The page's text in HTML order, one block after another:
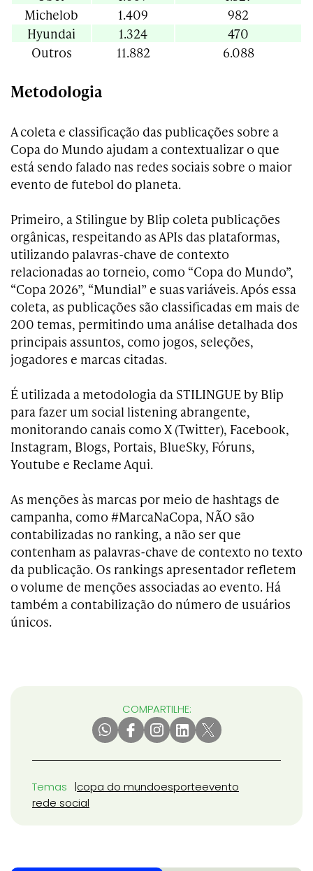
Michelob
1.409
982
Hyundai
1.324
470
Outros
11.882 6.088
Metodologia
A coleta e classificação das publicações sobre a
Copa do Mundo ajudam a contextualizar o que
está sendo falado nas redes sociais sobre o maior
evento de futebol do planeta.
Primeiro, a Stilingue by Blip coleta publicações
orgânicas, respeitando as APIs das plataformas,
utilizando palavras-chave de contexto
relacionadas ao torneio, como “Copa do Mundo”,
“Copa 2026”, “Mundial” e suas variáveis. Após essa
coleta, as publicações são classificadas em mais de
200 temas, permitindo uma análise detalhada dos
principais assuntos, como jogos, seleções,
jogadores e marcas citadas.
É utilizada a metodologia da STILINGUE by Blip
para fazer um social listening abrangente,
monitorando canais como X (Twitter), Facebook,
Instagram, Blogs, Portais, BlueSky, Fóruns,
Youtube e Reclame Aqui.
As menções às marcas por meio de hashtags de
campanha, como #MarcaNaCopa, NÃO são
contabilizadas no ranking, a não ser que
contenham as palavras-chave de contexto no texto
da publicação. Os rankings apresentador refletem
o volume de menções associadas ao evento. Há
também a contabilização do número de usuários
únicos.
COMPARTILHE:
Temas copa do mundoesporteevento
rede social